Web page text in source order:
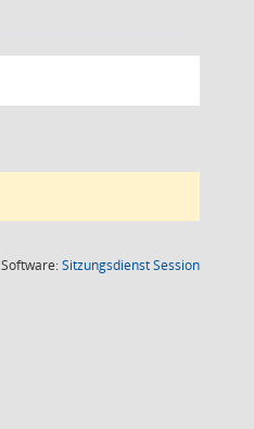
Software:SitzungsdienstSession(Wird in